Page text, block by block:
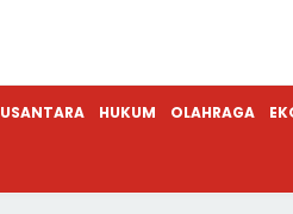
HUKUM OLAHRAGA